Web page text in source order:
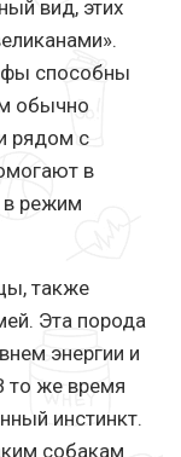
вид, этих
способны
обычно
рядом с
в
в режим
также
Эта порода
энергии и
то же время
инстинкт.
собакам